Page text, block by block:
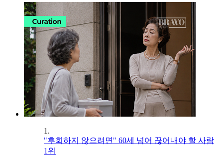
1.
"후회하지 않으려면" 60세 넘어 끊어내야 할 사람
1위